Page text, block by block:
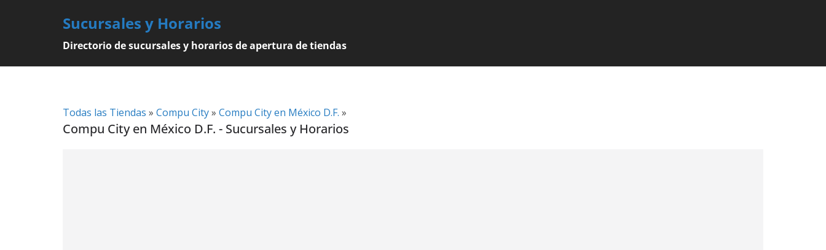
Sucursales y Horarios
Directorio de sucursales y horarios de apertura de tiendas
Todas las Tiendas » Compu City» Compu City en México D.F. »
Compu City en México D.F. - Sucursales y Horarios